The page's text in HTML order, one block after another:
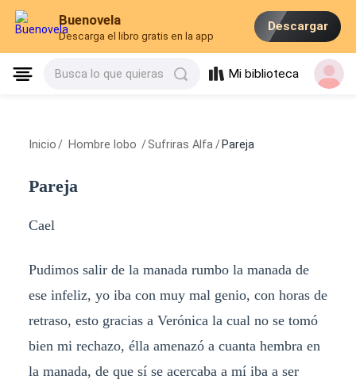
Buenovela
Descarga el libro gratis en la app
Descargar
Busca lo que quieras Mi biblioteca
Inicio / Hombre lobo /Sufriras Alfa / Pareja
Pareja
Cael
Pudimos salir de la manada rumbo la manada de
ese infeliz, yo iba con muy mal genio, con horas de
retraso, esto gracias a Verónica la cual no se tomó
bien mi rechazo, élla amenazó a cuanta hembra en
la manada, de que sí se acercaba a mí iba a ser